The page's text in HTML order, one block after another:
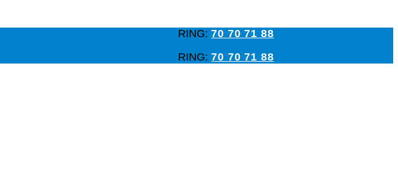
RING:70 70 71 88
RING:70 70 71 88